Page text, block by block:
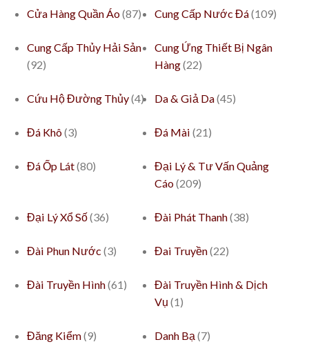
Cửa Hàng Quần Áo(87) Cung Cấp Nước Đá(109)
Cung Cấp Thủy Hải Sản
(92)
Cung Ứng Thiết Bị Ngân
Hàng(22)
Cứu Hộ Đường Thủy(4) Da & Giả Da(45)
Đá Khô(3) Đá Mài (21)
Đá Ốp Lát(80)
Đại Lý & Tư Vấn Quảng
Cáo(209)
Đại Lý Xổ Số(36) Đài Phát Thanh(38)
Đài Phun Nước(3) Đai Truyền(22)
Đài Truyền Hình(61)
Đài Truyền Hình & Dịch
Vụ (1)
Đăng Kiểm(9) Danh Bạ (7)